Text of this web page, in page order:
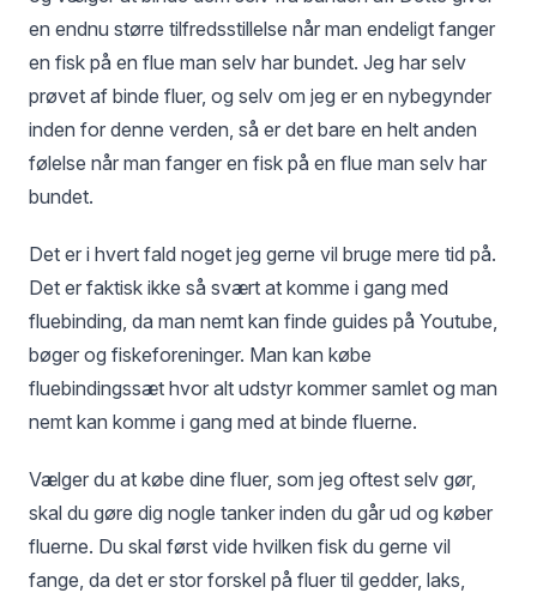
en endnu større tilfredsstillelse når man endeligt fanger
en fisk på en flue man selv har bundet. Jeg har selv
prøvet af binde fluer, og selv om jeg er en nybegynder
inden for denne verden, så er det bare en helt anden
følelse når man fanger en fisk på en flue man selv har
bundet.
Det er i hvert fald noget jeg gerne vil bruge mere tid på.
Det er faktisk ikke så svært at komme i gang med
fluebinding, da man nemt kan finde guides på Youtube,
bøger og fiskeforeninger. Man kan købe
fluebindingssæt hvor alt udstyr kommer samlet og man
nemt kan komme i gang med at binde fluerne.
Vælger du at købe dine fluer, som jeg oftest selv gør,
skal du gøre dig nogle tanker inden du går ud og køber
fluerne. Du skal først vide hvilken fisk du gerne vil
fange, da det er stor forskel på fluer til gedder, laks,